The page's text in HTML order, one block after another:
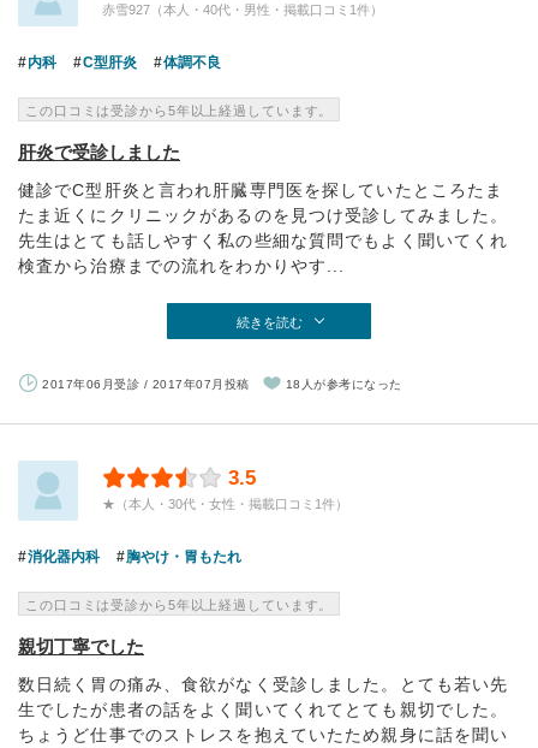
赤雪927（本人・40代・男性・掲載口コミ1件）
内科 C型肝炎 体調不良
この口コミは受診から5年以上経過しています。
肝炎で受診しました
健診でC型肝炎と言われ肝臓専門医を探していたところたま
たま近くにクリニックがあるのを見つけ受診してみました。
先生はとても話しやすく私の些細な質問でもよく聞いてくれ
検査から治療までの流れをわかりやす...
続きを読む
2017年06月受診 / 2017年07月投稿 18人が参考になった
3.5
★（本人・30代・女性・掲載口コミ1件）
消化器内科 胸やけ・胃もたれ
この口コミは受診から5年以上経過しています。
親切丁寧でした
数日続く胃の痛み、食欲がなく受診しました。とても若い先
生でしたが患者の話をよく聞いてくれてとても親切でした。
ちょうど仕事でのストレスを抱えていたため親身に話を聞い